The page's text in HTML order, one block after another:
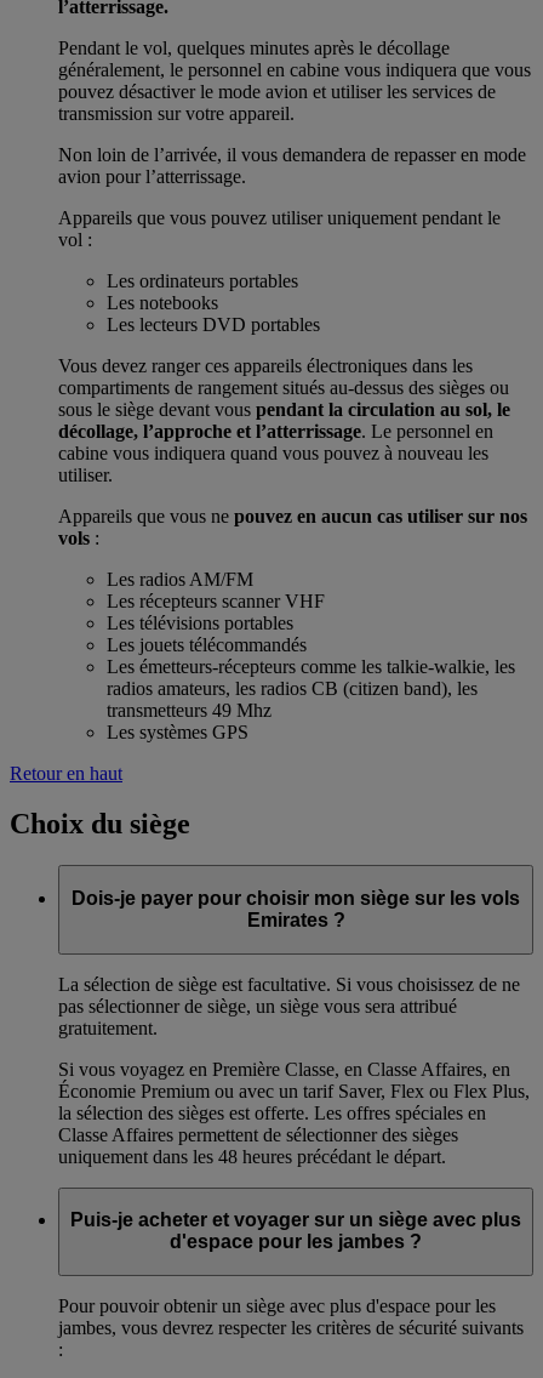
l’atterrissage.
Pendant le vol, quelques minutes après le décollage
généralement, le personnel en cabine vous indiquera que vous
pouvez désactiver le mode avion et utiliser les services de
transmission sur votre appareil.
Non loin de l’arrivée, il vous demandera de repasser en mode
avion pour l’atterrissage.
Appareils que vous pouvez utiliser uniquement pendant le
vol :
Les ordinateurs portables
Les notebooks
Les lecteurs DVD portables
Vous devez ranger ces appareils électroniques dans les
compartiments de rangement situés au-dessus des sièges ou
sous le siège devant vous pendant la circulation au sol, le
décollage, l’approche et l’atterrissage. Le personnel en
cabine vous indiquera quand vous pouvez à nouveau les
utiliser.
Appareils que vous ne pouvez en aucun cas utiliser sur nos
vols :
Les radios AM/FM
Les récepteurs scanner VHF
Les télévisions portables
Les jouets télécommandés
Les émetteurs-récepteurs comme les talkie-walkie, les
radios amateurs, les radios CB (citizen band), les
transmetteurs 49 Mhz
Les systèmes GPS
Retour en haut
Choix du siège
Dois-je payer pour choisir mon siège sur les vols
Emirates ?
La sélection de siège est facultative. Si vous choisissez de ne
pas sélectionner de siège, un siège vous sera attribué
gratuitement.
Si vous voyagez en Première Classe, en Classe Affaires, en
Économie Premium ou avec un tarif Saver, Flex ou Flex Plus,
la sélection des sièges est offerte. Les offres spéciales en
Classe Affaires permettent de sélectionner des sièges
uniquement dans les 48 heures précédant le départ.
Puis-je acheter et voyager sur un siège avec plus
d'espace pour les jambes ?
Pour pouvoir obtenir un siège avec plus d'espace pour les
jambes, vous devrez respecter les critères de sécurité suivants
: